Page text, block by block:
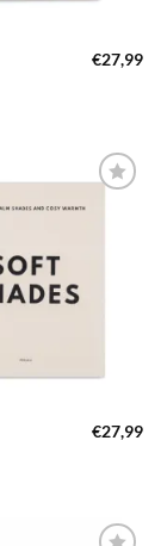
€27,99
AAN JOUW
FAVORIETEN
€27,99